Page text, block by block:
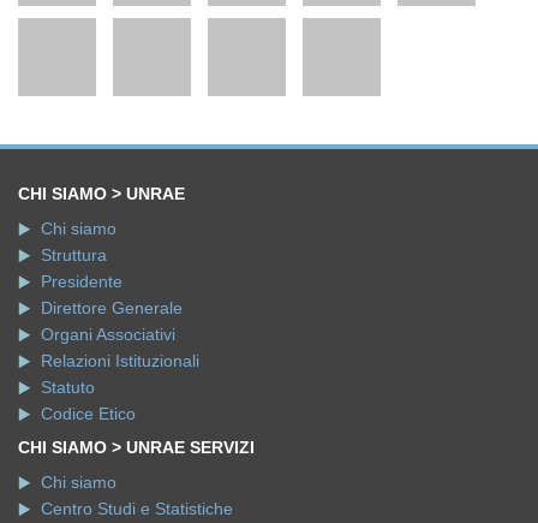
CHI SIAMO > UNRAE
Chi siamo
Struttura
Presidente
Direttore Generale
Organi Associativi
Relazioni Istituzionali
Statuto
Codice Etico
CHI SIAMO > UNRAE SERVIZI
Chi siamo
Centro Studi e Statistiche